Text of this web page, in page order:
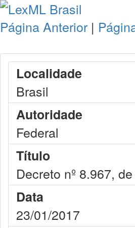
Página Anterior |
Localidade
Brasil
Autoridade
Federal
Título
Decreto nº 8.967,
Data
23/01/2017